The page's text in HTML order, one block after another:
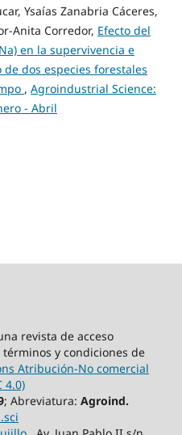
Ysaías Zanabria Cáceres,
Anita Corredor, Efecto del
en la supervivencia e
dos especies forestales
, Agroindustrial Science:
- Abril
revista de acceso
y condiciones de
Atribución-No comercial
4.0)
; Abreviatura: Agroind.